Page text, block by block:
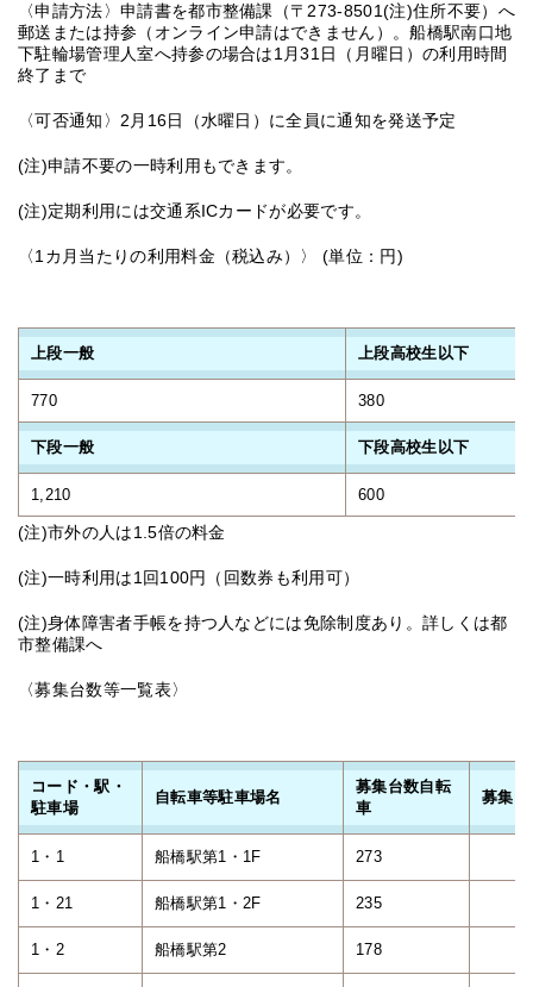
〈申請方法〉申請書を都市整備課（〒273-8501(注)住所不要）へ
郵送または持参（オンライン申請はできません）。船橋駅南口地
下駐輪場管理人室へ持参の場合は1月31日（月曜日）の利用時間
終了まで
〈可否通知〉2月16日（水曜日）に全員に通知を発送予定
(注)申請不要の一時利用もできます。
(注)定期利用には交通系ICカードが必要です。
〈1カ月当たりの利用料金（税込み）〉 (単位：円)
上段一般 上段高校生以下
770 380
下段一般 下段高校生以下
1,210 600
(注)市外の人は1.5倍の料金
(注)一時利用は1回100円（回数券も利用可）
(注)身体障害者手帳を持つ人などには免除制度あり。詳しくは都
市整備課へ
〈募集台数等一覧表〉
コード・駅・
駐車場
自転車等駐車場名
募集台数自転
車
募集台
1・1 船橋駅第1・1F 273
1・21 船橋駅第1・2F 235
1・2 船橋駅第2 178